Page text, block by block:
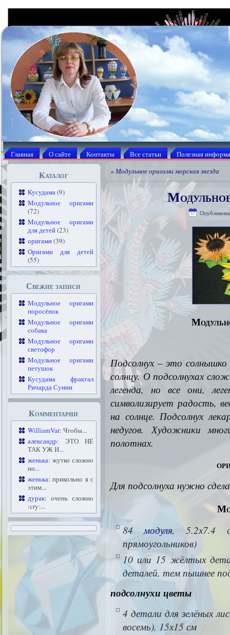
Главная О сайте Контакты Все статьи Полезная
Каталог
Кусудама(9)
Модульное оригами
(72)
Модульное оригами
для детей(23)
оригами(39)
Оригами для детей
(55)
Свежие записи
Модульное оригами
поросёнок
Модульное оригами
собака
Модульное оригами
светофор
Модульное оригами
петушок
Кусудама фрактал
Ричарда Суини
Комментарии
WilliamVar: Чтобы...
александр: ЭТО НЕ
ТАК УЖ И...
женька: жутко сложно
но...
женька: прикольно я с
этим...
дурак: очень сложно
:cry:...
«Модульное оригами морская звезда
Подсолнух – это
солнцу. О подсолнухах
легенда, но все они,
символизирует радость,
на солнце. Подсолнух
недугов. Художники
полотнах.
Для подсолнуха нужно
84модуля, 5.2х7.4
прямоугольников)
10 или 15 жёлтых
деталей, тем пышнее
подсолнухи цветы
4 детали для зелёных
восемь), 15х15 см